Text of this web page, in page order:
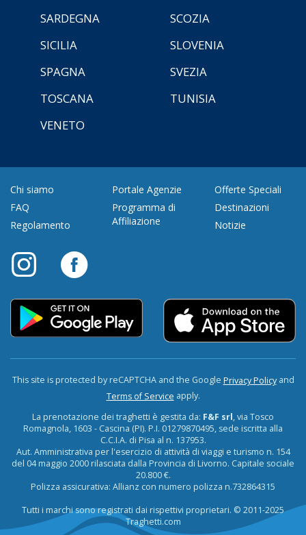
SARDEGNA
SCOZIA
SICILIA
SLOVENIA
SPAGNA
SVEZIA
TOSCANA
TUNISIA
VENETO
Chi siamo
FAQ
Regolamento
Portale Agenzie
Programma di
Affiliazione
Offerte Speciali
Destinazioni
Notizie
This site is protected by reCAPTCHA and the Google Privacy Policyand
Terms of Service apply.
La prenotazione dei traghetti è gestita da: F&F srl, via Tosco
Romagnola, 1603 - Cascina (PI). P.I. 01279870495, sede iscritta alla
C.C.I.A. di Pisa al n. 137953.
Aut. Amministrativa per l'esercizio di attività di viaggi e turismo n. 154
del 04 maggio 2000 rilasciata dalla Provincia di Livorno. Capitale sociale
20.800 €.
Polizza assicurativa: Allianz con numero polizza n.732864315
Tutti i marchi sono registrati dai rispettivi proprietari. © 2011-2025
Traghetti.com